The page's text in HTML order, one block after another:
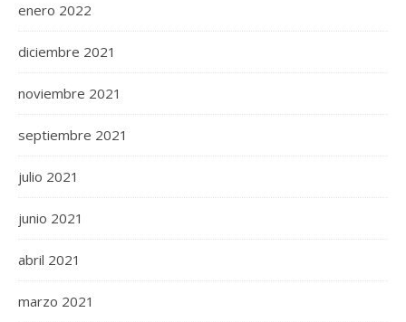
enero 2022
diciembre 2021
noviembre 2021
septiembre 2021
julio 2021
junio 2021
abril 2021
marzo 2021